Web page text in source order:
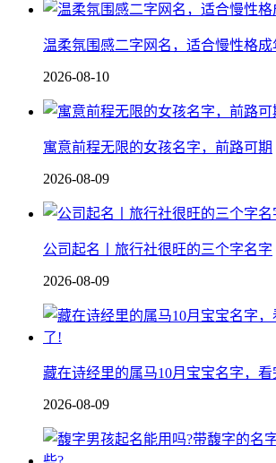
温柔氛围感二字网名，适合慢性格成
2026-08-10
寓意前程无限的女孩名字，前路可期
2026-08-09
公司起名丨旅行社很旺的三个字名字
2026-08-09
藏在诗经里的属马10月宝宝名字，
2026-08-09